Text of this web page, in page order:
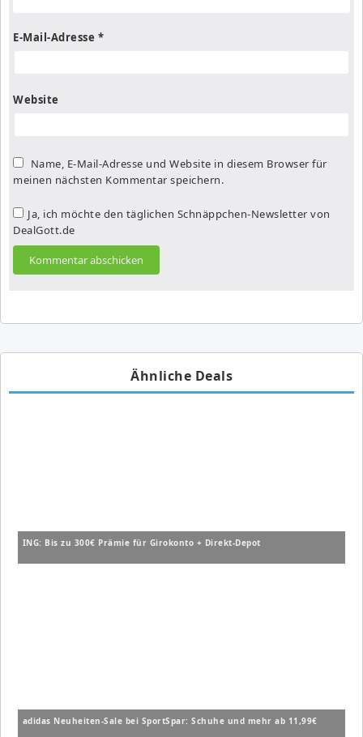
E-Mail-Adresse *
Website
Name, E-Mail-Adresse und Website in diesem Browser für
meinen nächsten Kommentar speichern.
Ja, ich möchte den täglichen Schnäppchen-Newsletter von
DealGott.de
Ähnliche Deals
ING: Bis zu 300€ Prämie für Girokonto + Direkt-Depot
adidas Neuheiten-Sale bei SportSpar: Schuhe und mehr ab 11,99€